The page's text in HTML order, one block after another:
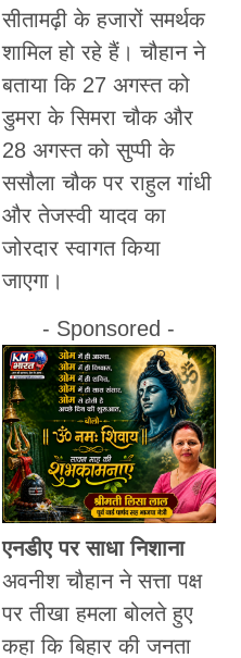
सीतामढ़ी के हजारों समर्थक
शामिल हो रहे हैं। चौहान ने
बताया कि 27 अगस्त को
डुमरा के सिमरा चौक और
28 अगस्त को सुप्पी के
ससौला चौक पर राहुल गांधी
और तेजस्वी यादव का
जोरदार स्वागत किया
जाएगा।
- Sponsored -
एनडीए पर साधा निशाना
अवनीश चौहान ने सत्ता पक्ष
पर तीखा हमला बोलते हुए
कहा कि बिहार की जनता